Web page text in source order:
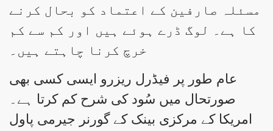
مسئلہ صارفین کے اعتماد کو بحال کرنے
کا ہے۔ لوگ ڈرے ہوئے ہیں اور کم سے کم
خرچ کرنا چاہتے ہیں۔
عام طور پر فیڈرل ریزرو ایسی کسی بھی
صورتحال میں سُود کی شرح کم کرتا ہے۔
امریکا کے مرکزی بینک کے گورنر جیرمی پاول